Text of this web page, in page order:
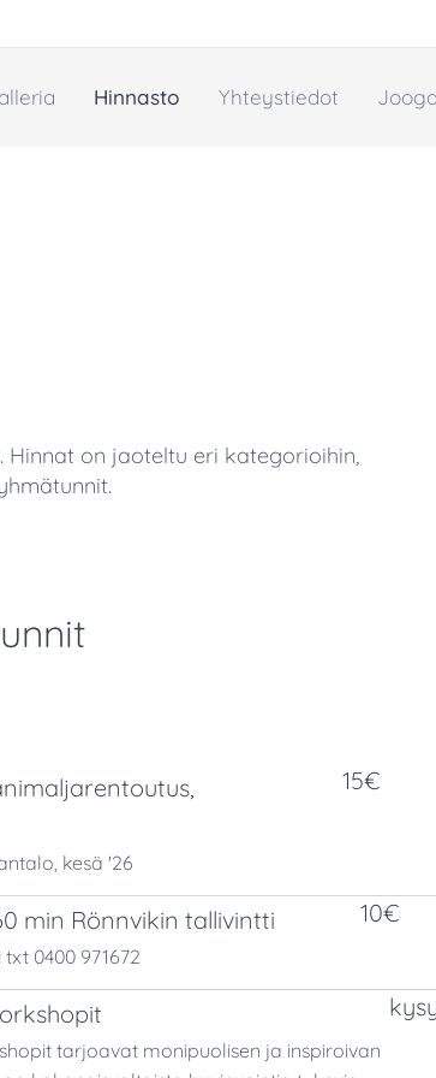
Hinnasto Yhteystiedot Jooga
Hinnat on jaoteltu eri kategorioihin,
kesä '26
15€
min Rönnvikin tallivintti
0400 971672
10€
tarjoavat monipuolisen ja inspiroivan